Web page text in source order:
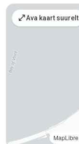
Kohad kaardil
open_in_fullAva kaart suurelt
MapLibre